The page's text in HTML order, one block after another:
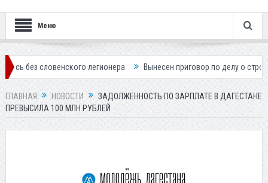
Меню
легионера Вынесен приговор по делу о строительстве
ГЛАВНАЯ НОВОСТИ
ЗАДОЛЖЕННОСТЬ ПО ЗАРПЛАТЕ В ДАГЕСТАНЕ
ПРЕВЫСИЛА 100 МЛН РУБЛЕЙ